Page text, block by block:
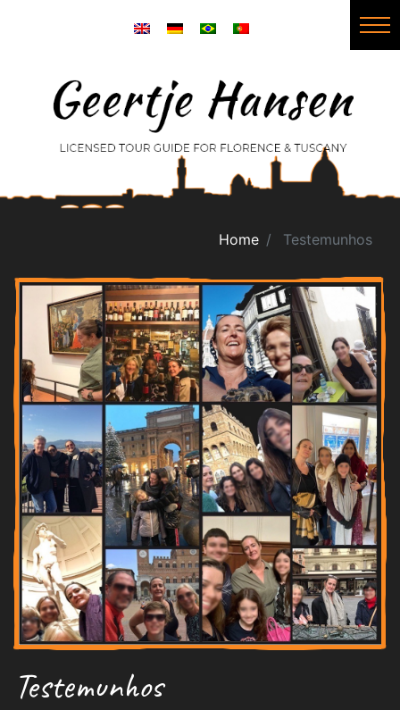
Home Testemunhos
Testemunhos